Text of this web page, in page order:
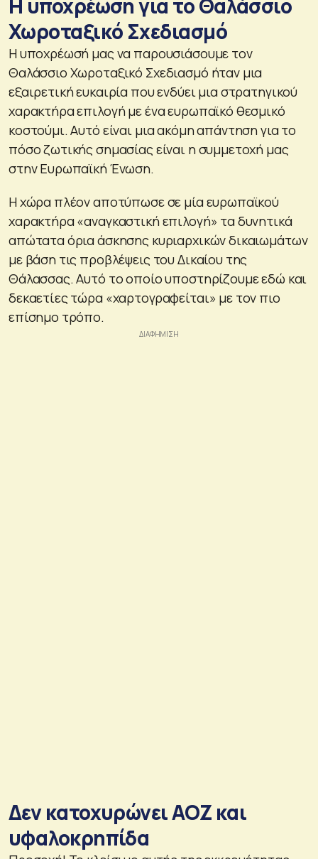
Η υποχρέωση για το Θαλάσσιο
Χωροταξικό Σχεδιασμό
Η υποχρέωσή μας να παρουσιάσουμε τον
Θαλάσσιο Χωροταξικό Σχεδιασμό ήταν μια
εξαιρετική ευκαιρία που ενδύει μια στρατηγικού
χαρακτήρα επιλογή με ένα ευρωπαϊκό θεσμικό
κοστούμι. Αυτό είναι μια ακόμη απάντηση για το
πόσο ζωτικής σημασίας είναι η συμμετοχή μας
στην Ευρωπαϊκή Ένωση.
Η χώρα πλέον αποτύπωσε σε μία ευρωπαϊκού
χαρακτήρα «αναγκαστική επιλογή» τα δυνητικά
απώτατα όρια άσκησης κυριαρχικών δικαιωμάτων
με βάση τις προβλέψεις του Δικαίου της
Θάλασσας. Αυτό το οποίο υποστηρίζουμε εδώ και
δεκαετίες τώρα «χαρτογραφείται» με τον πιο
επίσημο τρόπο.
Δεν κατοχυρώνει ΑΟΖ και
υφαλοκρηπίδα